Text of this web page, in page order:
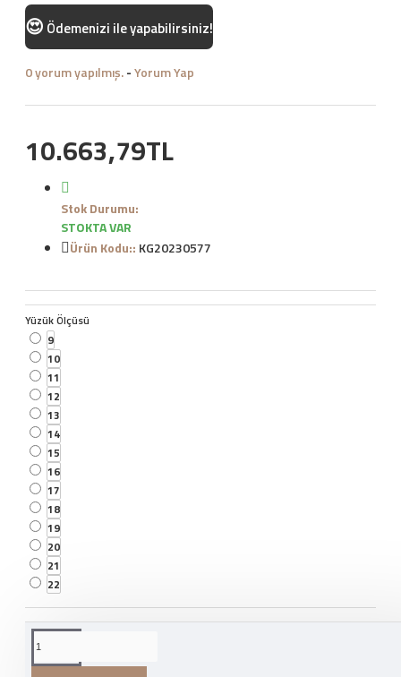
😍 Ödemenizi ile yapabilirsiniz!
0 yorum yapılmış.-Yorum Yap
10.663,79TL
Stok Durumu:
STOKTA VAR
Ürün Kodu:: KG20230577
Yüzük Ölçüsü
9
10
11
12
13
14
15
16
17
18
19
20
21
22
VER